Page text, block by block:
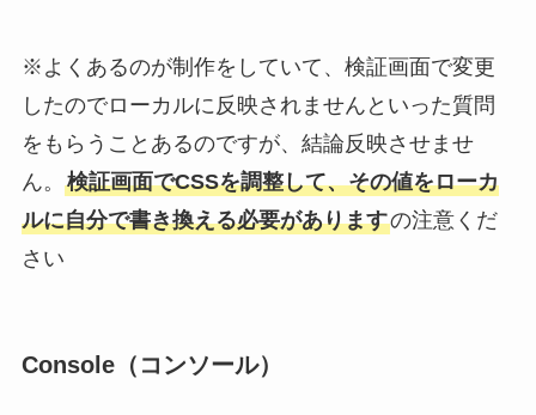
※よくあるのが制作をしていて、検証画面で変更
したのでローカルに反映されませんといった質問
をもらうことあるのですが、結論反映させませ
ん。 検証画面でCSSを調整して、その値をローカ
ルに自分で書き換える必要がありますの注意くだ
さい
Console（コンソール）